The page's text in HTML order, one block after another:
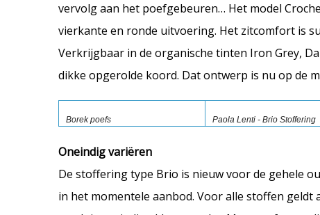
vervolg aan het poefgebeuren… Het model
vierkante en ronde uitvoering. Het zitcomfort is
Verkrijgbaar in de organische tinten Iron Grey,
dikke opgerolde koord. Dat ontwerp is nu op de
Borek poefs Paola Lenti - Brio Stoffering
Oneindig variëren
De stoffering type Brio is nieuw voor de gehele
in het momentele aanbod. Voor alle stoffen